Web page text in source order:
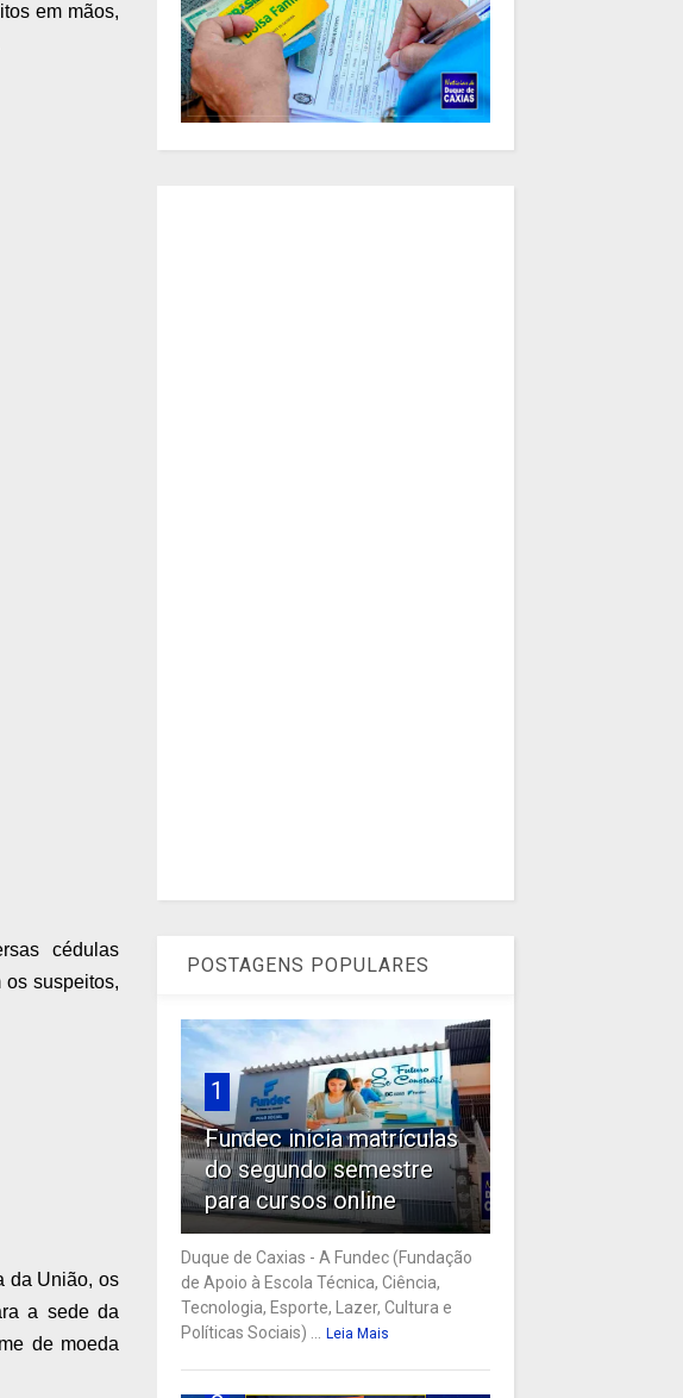
em mãos,
cédulas
suspeitos,
da União, os
a sede da
de moeda
POSTAGENS POPULARES
1
Fundec inicia matrículas
do segundo semestre
para cursos online
Duque de Caxias - A Fundec (Fundação
de Apoio à Escola Técnica, Ciência,
Tecnologia, Esporte, Lazer, Cultura e
Políticas Sociais) ...
Leia Mais